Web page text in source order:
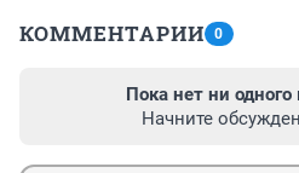
КОММЕНТАРИИ 0
Пока нет ни
Начните